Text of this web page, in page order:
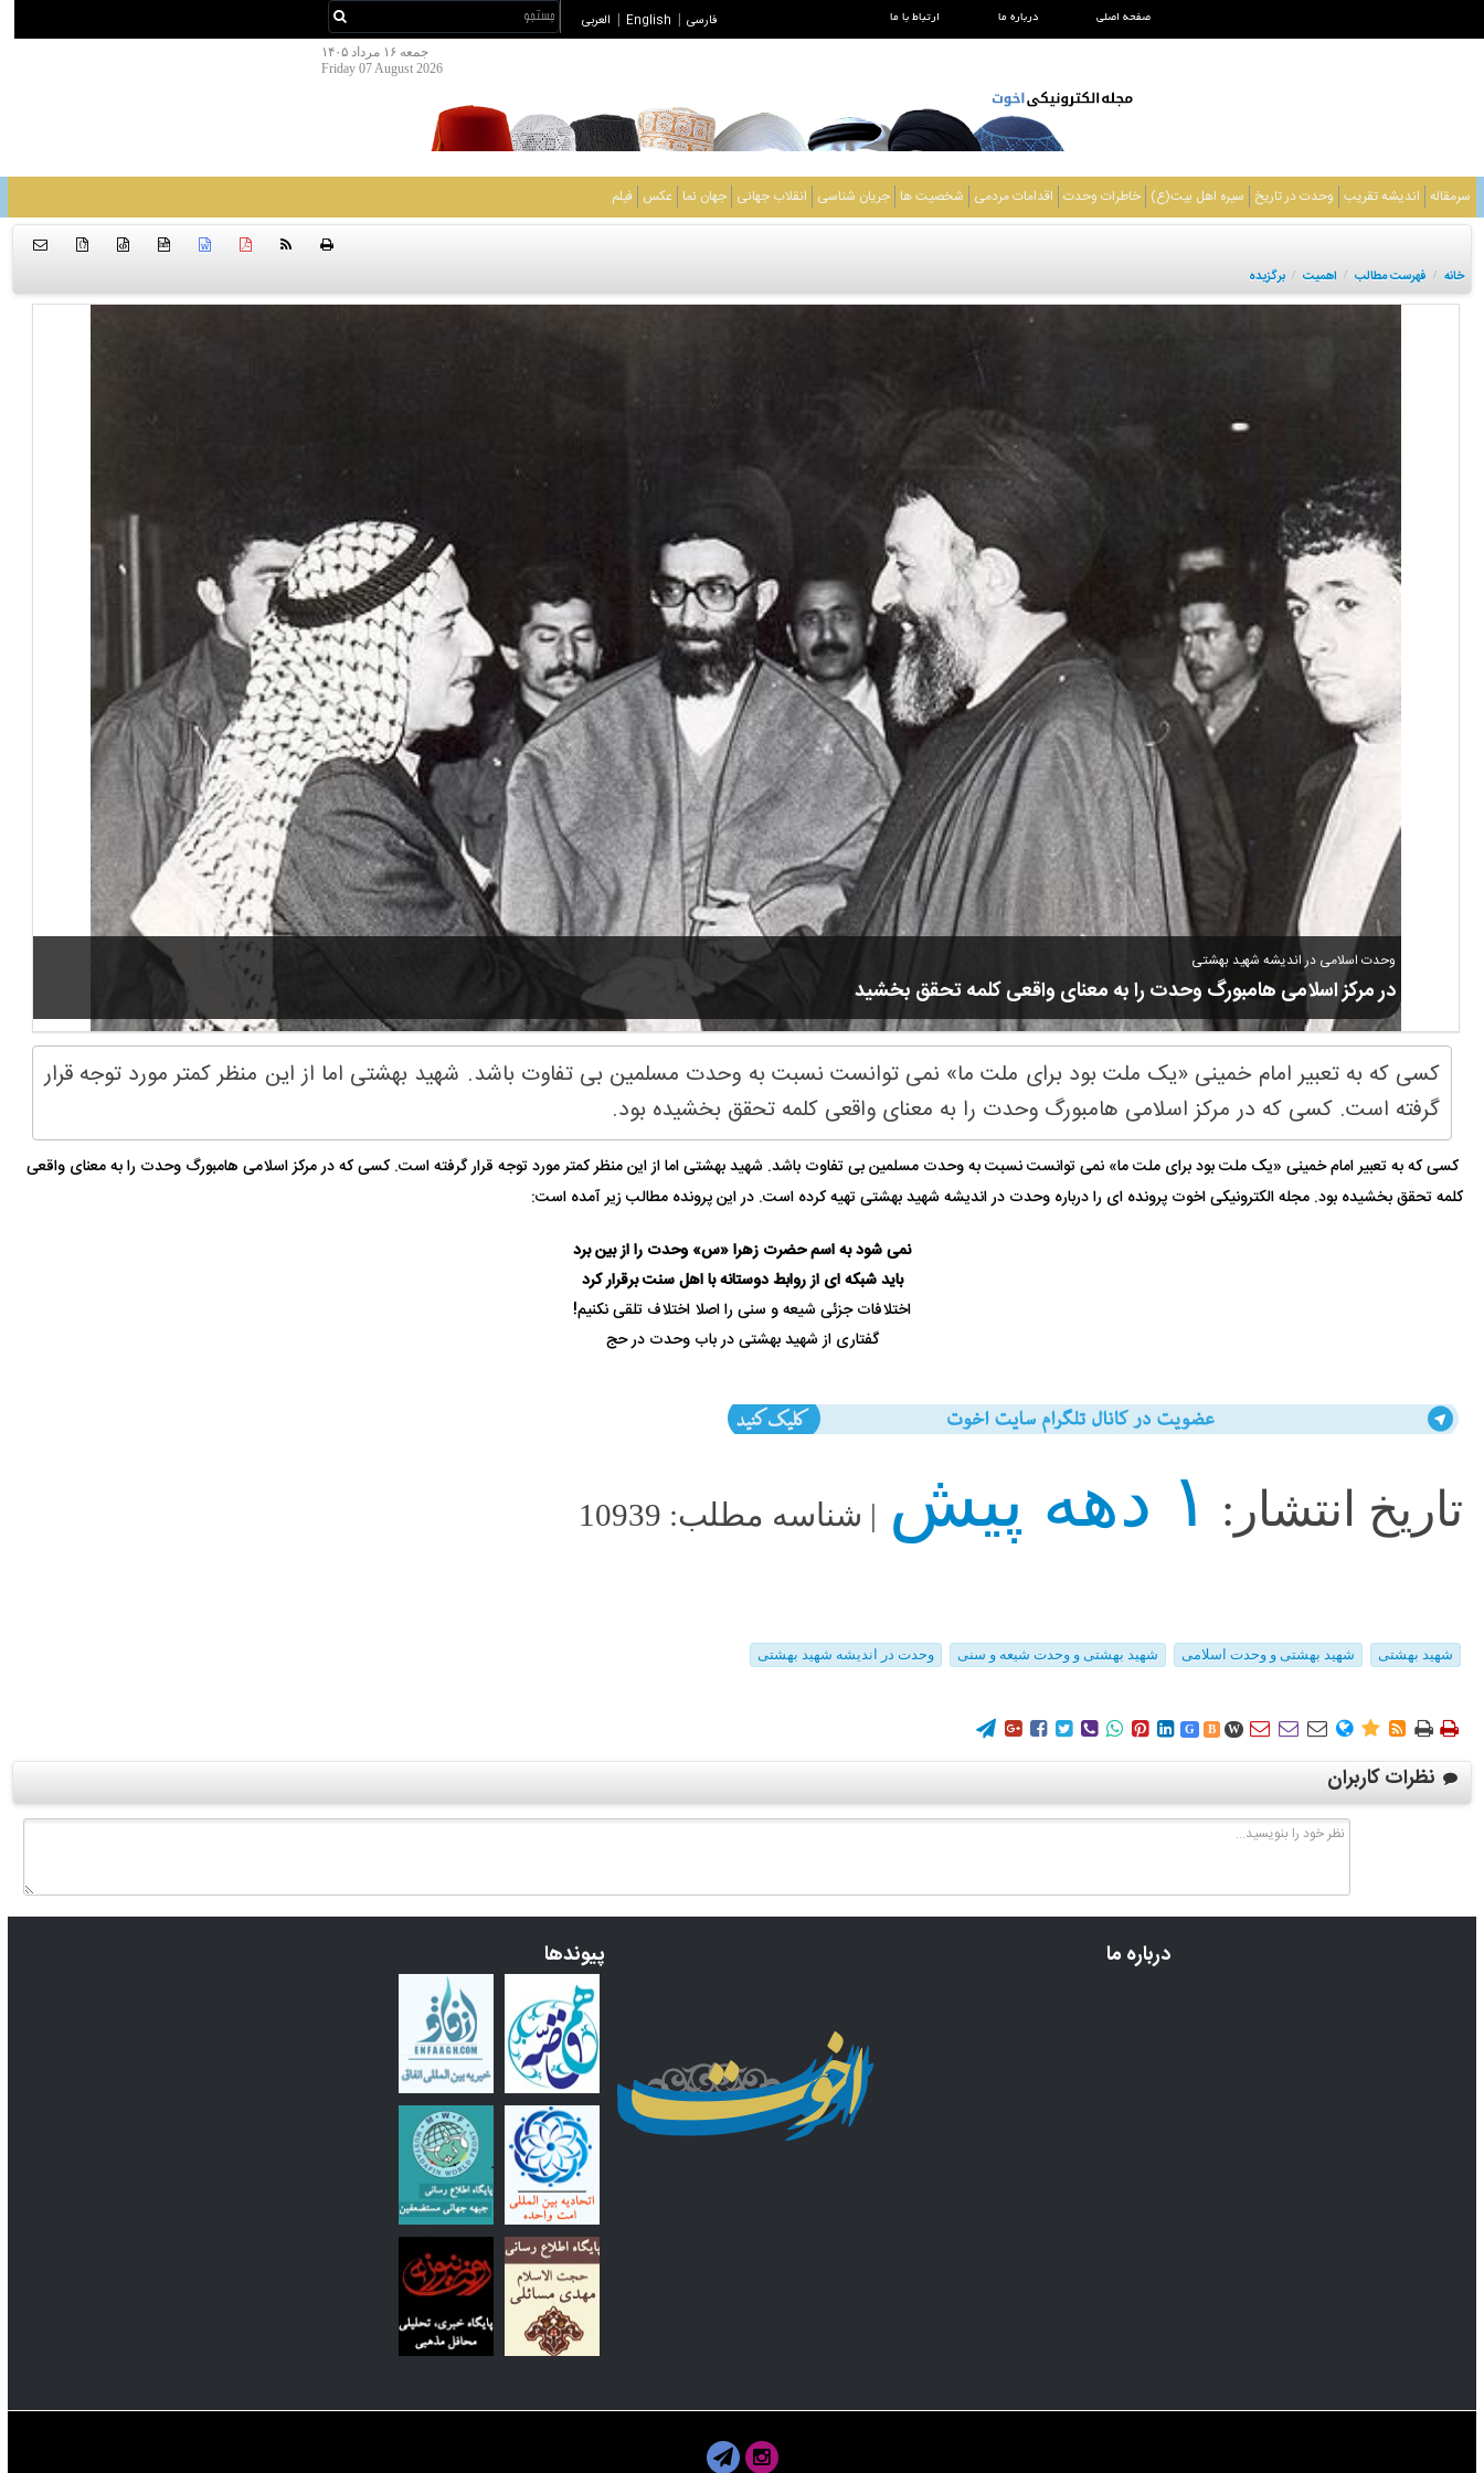
صفحه اصلی درباره ما ارتباط با ما فارسی English العربی
جمعه ۱۶ مرداد ۱۴۰۵
Friday 07 August 2026
سرمقاله اندیشه تقریب وحدت در تاریخ سیره اهل بیت(ع) خاطرات وحدت اقدامات مردمی شخصیت ها جریان شناسی انقلاب جهانی جهان نما عکس فیلم
htm
{ }
خانه / فهرست مطالب / اهمیت / برگزیده
وحدت اسلامی در اندیشه شهید بهشتی
در مرکز اسلامی هامبورگ وحدت را به معنای واقعی کلمه تحقق بخشید
کسی که به تعبیر امام خمینی «یک ملت بود برای ملت ما» نمی توانست نسبت به وحدت مسلمین بی تفاوت باشد. شهید بهشتی اما از این منظر کمتر مورد توجه قرار
گرفته است. کسی که در مرکز اسلامی هامبورگ وحدت را به معنای واقعی کلمه تحقق بخشیده بود.
کسی که به تعبیر امام خمینی «یک ملت بود برای ملت ما» نمی توانست نسبت به وحدت مسلمین بی تفاوت باشد. شهید بهشتی اما از این منظر کمتر مورد توجه قرار گرفته است. کسی که در مرکز اسلامی هامبورگ وحدت را به معنای واقعی
کلمه تحقق بخشیده بود. مجله الکترونیکی اخوت پرونده ای را درباره وحدت در اندیشه شهید بهشتی تهیه کرده است. در این پرونده مطالب زیر آمده است:
نمی شود به اسم حضرت زهرا «س» وحدت را از بین برد
باید شبکه ای از روابط دوستانه با اهل سنت برقرار کرد
اختلافات جزئی شیعه و سنی را اصلا اختلاف تلقی نکنیم!
گفتاری از شهید بهشتی در باب وحدت در حج
تاریخ انتشار: ۱ دهه پیش | شناسه مطلب: 10939
شهید بهشتی شهید بهشتی و وحدت اسلامی شهید بهشتی و وحدت شیعه و سنی وحدت در اندیشه شهید بهشتی
        G B W        
نظرات کاربران
درباره ما پیوندها